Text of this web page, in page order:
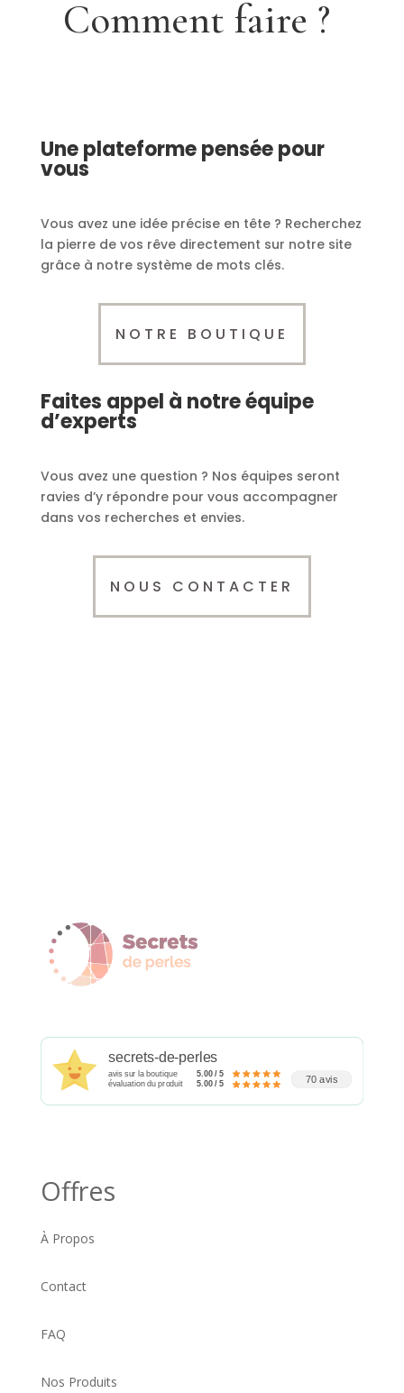
Comment faire ?
Une plateforme pensée pour
vous
Vous avez une idée précise en tête ? Recherchez
la pierre de vos rêve directement sur notre site
grâce à notre système de mots clés.
NOTRE BOUTIQUE
Faites appel à notre équipe
d’experts
Vous avez une question ? Nos équipes seront
ravies d’y répondre pour vous accompagner
dans vos recherches et envies.
NOUS CONTACTER
secrets-de-perles
avis sur la boutique 5.00 / 5
évaluation du produit 5.00 / 5 70 avis
Offres
À Propos
Contact
FAQ
Nos Produits